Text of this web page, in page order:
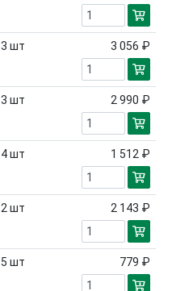
3 шт 3 056 ₽
3 шт 2 990 ₽
4шт 1 512 ₽
2шт 2 143 ₽
5 шт 779 ₽